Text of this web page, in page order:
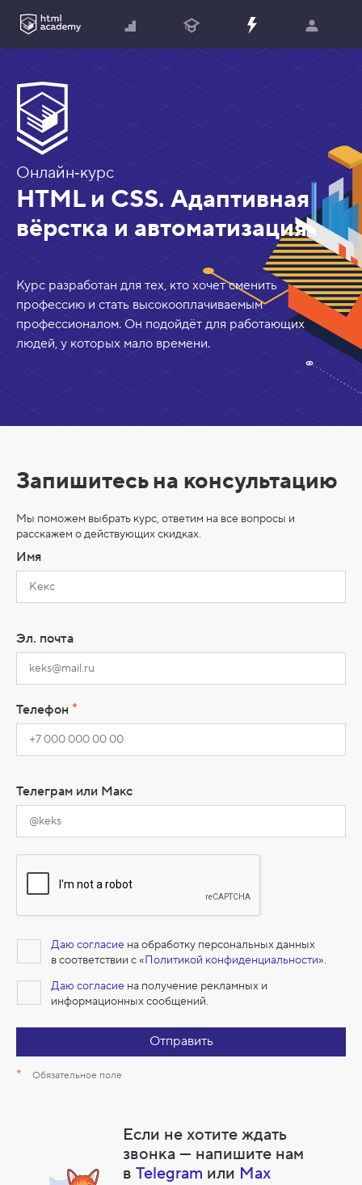
Онлайн‑курс
HTML и CSS. Адаптивная
вёрстка и автоматизация
Курс разработан для тех, кто хочет сменить
профессию и стать высокооплачиваемым
профессионалом. Он подойдёт для работающих
людей, у которых мало времени.
Запишитесь на консультацию
Мы поможем выбрать курс, ответим на все вопросы и
расскажем о действующих скидках.
Имя
Эл. почта
Телефон *
Телеграм или Макс
Даю согласие на обработку персональных данных
в соответствии с «Политикой конфиденциальности».
Даю согласие на получение рекламных и
информационных сообщений.
Отправить
* Обязательное поле
Если не хотите ждать
звонка — напишите нам
вTelegram или Max